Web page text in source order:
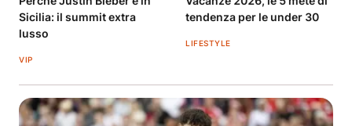
Sicilia: il summit extra
lusso
VIP
tendenza per le under 30
LIFESTYLE